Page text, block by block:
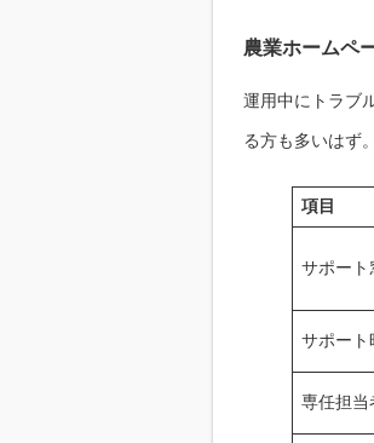
農業ホームペ
運用中にトラブ
る方も多いはず
項目
サポート
サポート
専任担当